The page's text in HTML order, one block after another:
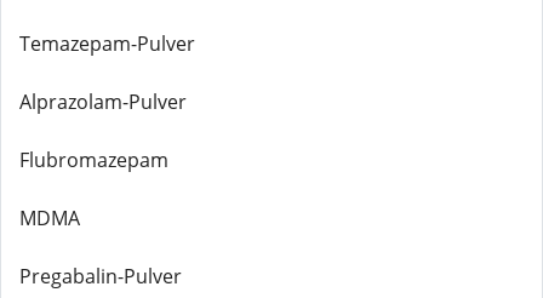
Temazepam-Pulver
Alprazolam-Pulver
Flubromazepam
MDMA
Pregabalin-Pulver